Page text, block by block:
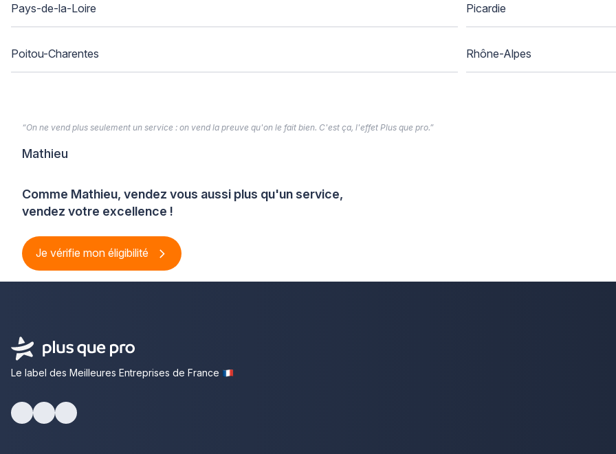
Pays-de-la-Loire Picardie
Poitou-Charentes Rhône-Alpes
Comme Mathieu, vendez vous aussi plus qu'un service,
vendez votre excellence !
Je vérifie mon éligibilité
“On ne vend plus seulement un service : on vend la preuve qu'on le fait bien. C'est ça, l'effet Plus que pro.”
Mathieu
Le label des Meilleures Entreprises de France